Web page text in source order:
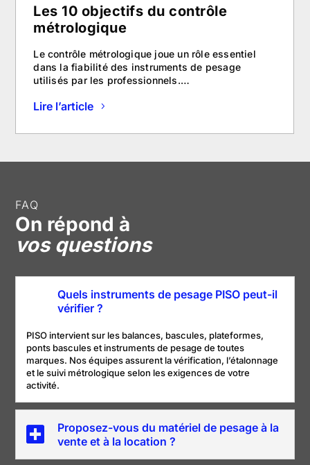
Les 10 objectifs du contrôle
métrologique
Le contrôle métrologique joue un rôle essentiel
dans la fiabilité des instruments de pesage
utilisés par les professionnels.…
Lire l’article
FAQ
On répond à
vos questions
Quels instruments de pesage PISO peut-il
vérifier ?
PISO intervient sur les balances, bascules, plateformes,
ponts bascules et instruments de pesage de toutes
marques. Nos équipes assurent la vérification, l’étalonnage
et le suivi métrologique selon les exigences de votre
activité.
Proposez-vous du matériel de pesage à la
vente et à la location ?